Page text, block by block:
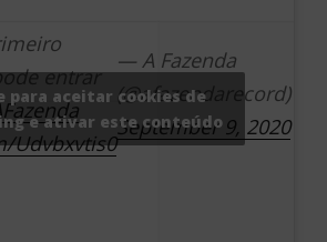
entrar
Udvbxvtis0
— A Fazenda
(@afazendarecord)
September 9, 2020
para aceitar cookies de
e ativar este conteúdo